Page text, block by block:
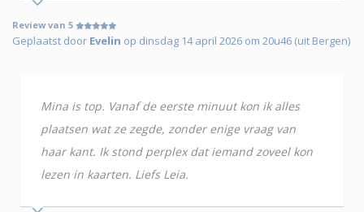
Review van 5
Geplaatst door Evelin op dinsdag 14 april 2026 om 20u46 (uit Bergen)
Mina is top. Vanaf de eerste minuut kon ik alles
plaatsen wat ze zegde, zonder enige vraag van
haar kant. Ik stond perplex dat iemand zoveel kon
lezen in kaarten. Liefs Leia.